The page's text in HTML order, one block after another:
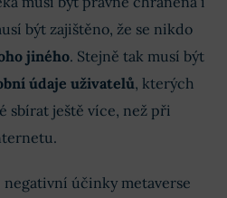
být zajištěno, že se nikdo
jiného. Stejně tak musí být
údaje uživatelů, kterých
sbírat ještě více, než při
negativní účinky metaverse